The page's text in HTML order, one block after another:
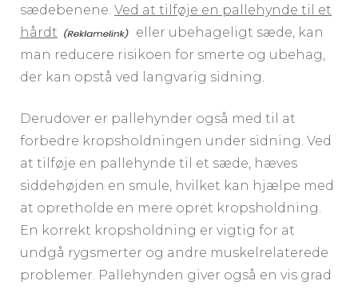
sædebenene. Ved at tilføje en pallehynde til et
hårdt
eller ubehageligt sæde, kan
man reducere risikoen for smerte og ubehag,
der kan opstå ved langvarig sidning.
Derudover er pallehynder også med til at
forbedre kropsholdningen under sidning. Ved
at tilføje en pallehynde til et sæde, hæves
siddehøjden en smule, hvilket kan hjælpe med
at opretholde en mere opret kropsholdning.
En korrekt kropsholdning er vigtig for at
undgå rygsmerter og andre muskelrelaterede
problemer. Pallehynden giver også en vis grad